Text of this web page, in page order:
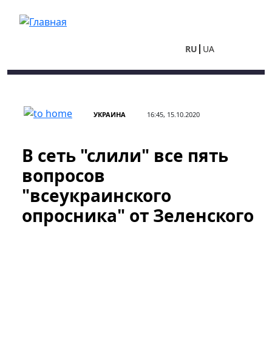
RU UA
УКРАИНА 16:45, 15.10.2020
В сеть "слили" все пять
вопросов
"всеукраинского
опросника" от Зеленского